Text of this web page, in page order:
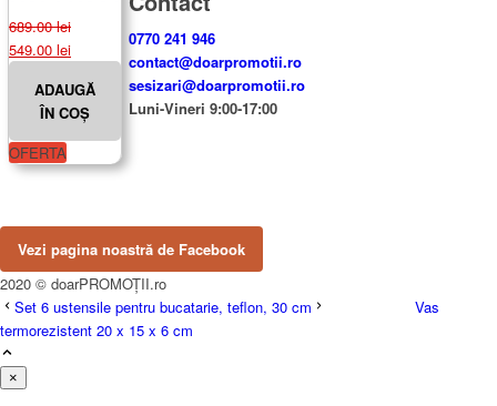
689.00lei
Prețul
inițial
689.00 lei.
549.00 leiPrețul
este:
549.00 lei.
ADAUGĂ
ÎN COȘ
OFERTA
0770 241 946
contact@doarpromotii.ro
sesizari@doarpromotii.ro
Luni-Vineri 9:00-17:00
Vezi pagina noastră de Facebook
2020 © doarPROMOȚII.ro
Set 6 ustensile pentru bucatarie, teflon, 30 cm
Vas
termorezistent 20 x 15 x 6 cm
×